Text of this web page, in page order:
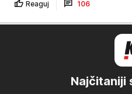
Reaguj 106
Najčitaniji